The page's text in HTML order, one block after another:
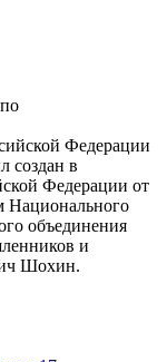
Федерации
создан в
Федерации от
Национального
объединения
и
Шохин.